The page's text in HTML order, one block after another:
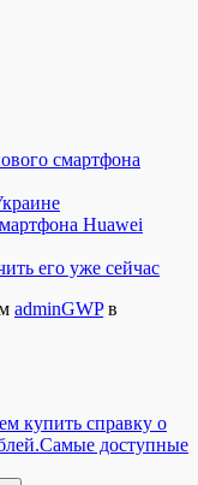
смартфона
Huawei
его уже сейчас
adminGWPв
купить справку о
доступные